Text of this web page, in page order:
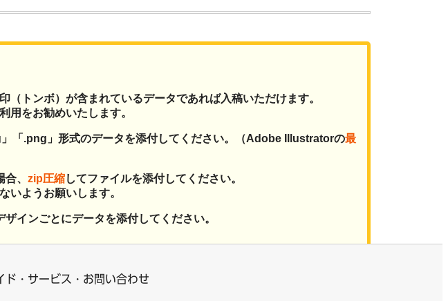
（トンボ）が含まれているデータであれば入稿いただけます。
用をお勧めいたします。
「.png」形式のデータを添付してください。（Adobe Illustratorの最
、 zip圧縮してファイルを添付してください。
いようお願いします。
ザインごとにデータを添付してください。
ド・サービス・お問い合わせ